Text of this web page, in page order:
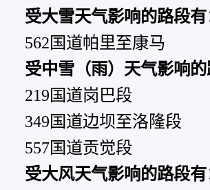
受大雪天气影响的路段
562国道帕里至康马
受中雪（雨）天气影响
219国道岗巴段
349国道边坝至洛隆段
557国道贡觉段
受大风天气影响的路段